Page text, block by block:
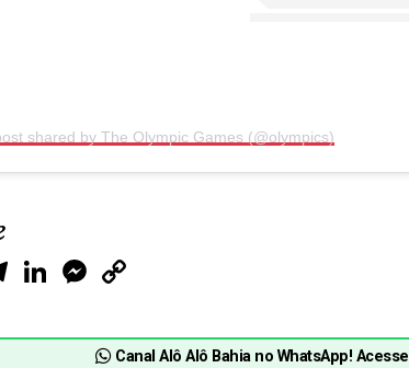
shared by The Olympic Games (@olympics)
TelegramLinkedIn Messenger
Canal Alô Alô Bahia no WhatsApp! Acesse